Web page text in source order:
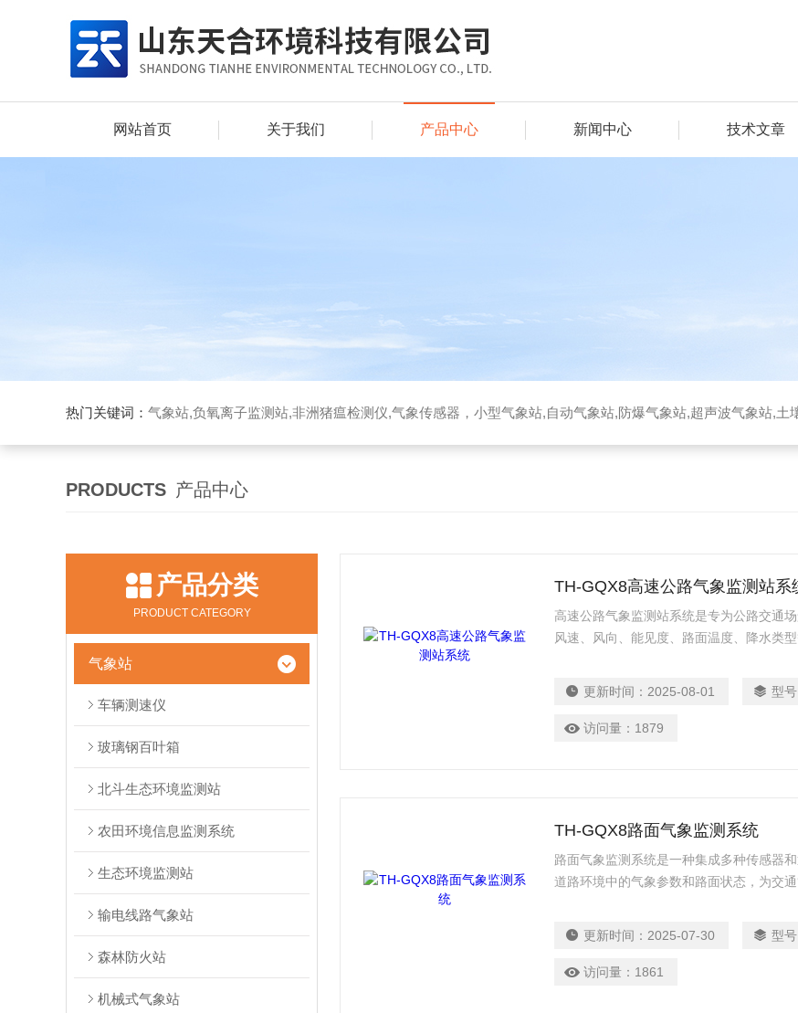
网站首页 关于我们 产品中心 新闻中心 技术文章
热门关键词： 气象站,负氧离子监测站,非洲猪瘟检测仪,气象传感器，小型气象站,自动气象站,防爆气象站,超声波气象站,土壤墒情监测站,便携气
PRODUCTS 产品中心
产品分类
PRODUCT CATEGORY
气象站
车辆测速仪
玻璃钢百叶箱
北斗生态环境监测站
农田环境信息监测系统
生态环境监测站
输电线路气象站
森林防火站
机械式气象站
TH-GQX8高速公路气象监测站系
高速公路气象监测站系统是专为公路交通
风速、风向、能见度、路面温度、降水类
更新时间： 2025-08-01 型
访问量： 1879
TH-GQX8路面气象监测系统
路面气象监测系统是一种集成多种传感器
道路环境中的气象参数和路面状态，为交
更新时间： 2025-07-30 型
访问量： 1861